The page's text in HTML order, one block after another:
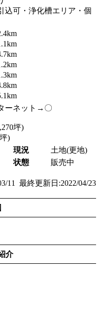
込可・浄化槽エリア・個
ーネット→〇
坪)
)
現況
土地(更地)
状態 販売中
11 最終更新日:2022/04/23
介